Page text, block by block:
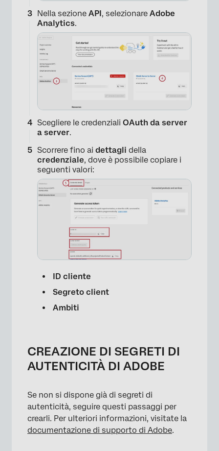
Nella sezione API, selezionare Adobe
Analytics.
Scegliere le credenziali OAuth da server
a server.
Scorrere fino ai dettagli della
credenziale, dove è possibile copiare i
seguenti valori:
ID cliente
Segreto client
Ambiti
CREAZIONE DI SEGRETI DI
AUTENTICITÀ DI ADOBE
Se non si dispone già di segreti di
autenticità, seguire questi passaggi per
crearli. Per ulteriori informazioni, visitate la
documentazione di supporto di Adobe.